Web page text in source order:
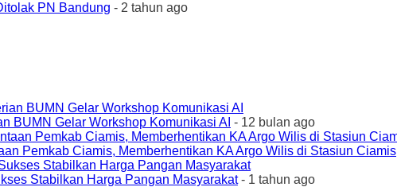
PN Bandung - 2 tahun ago
BUMN Gelar Workshop Komunikasi AI - 12 bulan ago
Pemkab Ciamis, Memberhentikan KA Argo Wilis di Stasiun Ciamis
Stabilkan Harga Pangan Masyarakat- 1 tahun ago